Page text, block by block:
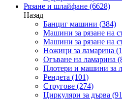
Рязане и шлайфане (6628)
Назад
Банциг машини (384)
Машини за рязане на
Машини за рязане на
Ножици за ламарина
Огъване на ламарина
Плотери и машини за
Рендета (101)
Стругове (274)
Циркуляри за дърва